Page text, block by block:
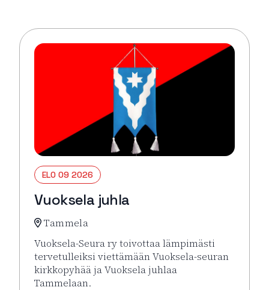
ELO 09 2026
Vuoksela juhla
Tammela
Vuoksela-Seura ry toivottaa lämpimästi
tervetulleiksi viettämään Vuoksela-seuran
kirkkopyhää ja Vuoksela juhlaa
Tammelaan.